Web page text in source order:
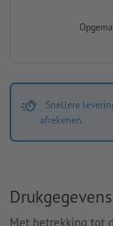
Snellere
afrekenen.
Drukgegevens
Met betrekking tot